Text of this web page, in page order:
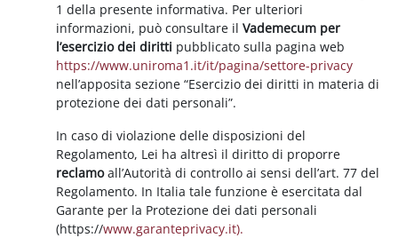
1 della presente informativa. Per ulteriori
informazioni, può consultare ilVademecum per
l’esercizio dei diritti pubblicato sulla pagina web
https://www.uniroma1.it/it/pagina/settore-privacy
nell’apposita sezione “Esercizio dei diritti in materia di
protezione dei dati personali”.
In caso di violazione delle disposizioni del
Regolamento, Lei ha altresì il diritto di proporre
reclamoall’Autorità di controllo ai sensi dell’art. 77 del
Regolamento. In Italia tale funzione è esercitata dal
Garante per la Protezione dei dati personali
(https://www.garanteprivacy.it).